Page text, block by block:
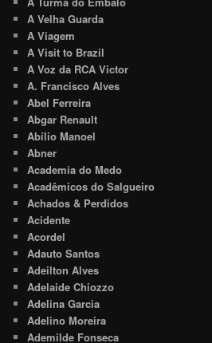
A Velha Guarda
A Viagem
A Visit to Brazil
A Voz da RCA Victor
A. Francisco Alves
Abel Ferreira
Abgar Renault
Abílio Manoel
Abner
Academia do Medo
Acadêmicos do Salgueiro
Achados & Perdidos
Acidente
Acordel
Adauto Santos
Adeilton Alves
Adelaide Chiozzo
Adelina Garcia
Adelino Moreira
Ademilde Fonseca